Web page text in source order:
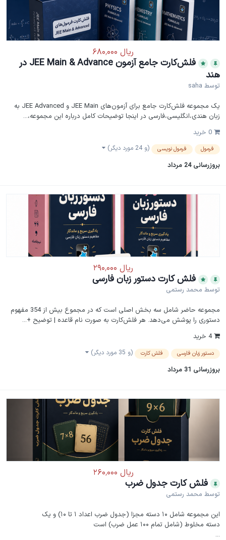
فلش‌کارت جامع آزمون JEE Main & Advance در
هند
توسطsaha
یک مجموعه فلش‌کارت جامع برای آزمون‌های JEE Main و JEE Advanced به
زبان هندی،انگلیسی،فارسی در اینجا توضیحات کامل درباره این مجموعه،...
0 خرید
فرمول فرمول نویسی (و 24 مورد دیگر)
بروزرسانی 24 مرداد
فلش کارت دستور زبان فارسی
توسطمحمد رستمی
مجموعه حاضر شامل سه بخش اصلی است که در مجموع بیش از 354 مفهوم
دستوری را پوشش می‌دهد. هر فلش‌کارت به صورت نام قاعده | توضیح +...
4 خرید
دستور زبان فارسی فلش کارت (و 35 مورد دیگر)
بروزرسانی 31 مرداد
فلش کارت جدول ضرب
توسطمحمد رستمی
این مجموعه شامل ۱۰ دسته مجزا (جدول ضرب اعداد ۱ تا ۱۰) و یک
دسته مخلوط (شامل تمام ۱۰۰ عمل ضرب) است
...